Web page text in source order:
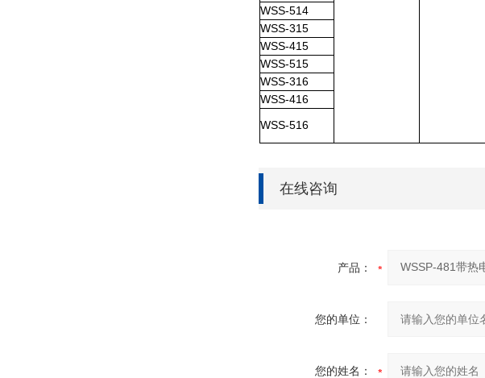
WSS-514
WSS-315
WSS-415
WSS-515
WSS-316
WSS-416
WSS-516
在线咨询
产品：
您的单位：
您的姓名：